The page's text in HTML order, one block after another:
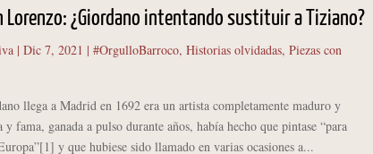
Lorenzo: ¿Giordano intentando sustituir a Tiziano?
| Dic 7, 2021 | #OrgulloBarroco, Historias olvidadas, Piezas con
llega a Madrid en 1692 era un artista completamente maduro y
y fama, ganada a pulso durante años, había hecho que pintase “para
y que hubiese sido llamado en varias ocasiones a...